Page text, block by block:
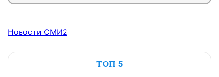
Новости СМИ2
ТОП 5